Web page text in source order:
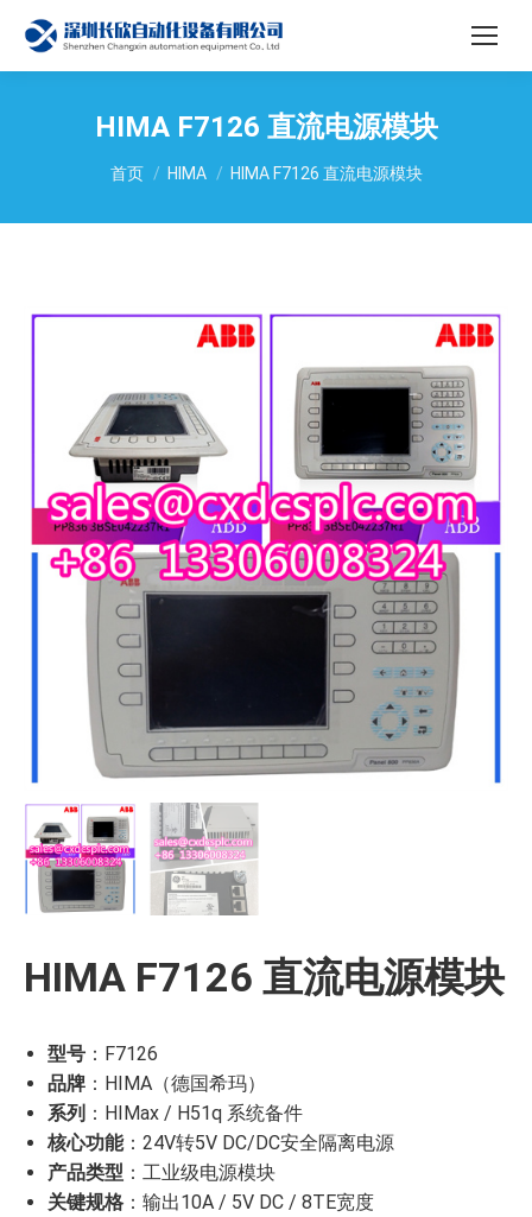
HIMA F7126 直流电源模块
您在这里：
首页 HIMA HIMA F7126 直流电源模块
HIMA F7126 直流电源模块
型号 ：F7126
品牌 ：HIMA（德国希玛）
系列 ：HIMax / H51q 系统备件
核心功能：24V转5V DC/DC安全隔离电源
产品类型 ：工业级电源模块
关键规格 ：输出10A / 5V DC / 8TE宽度